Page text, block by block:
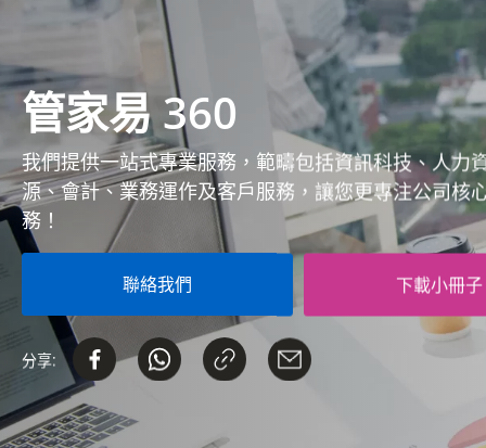
管家易 360
我們提供一站式專業服務，範疇包括資訊科技、人力
源、會計、業務運作及客戶服務，讓您更專注公司核
務！
聯絡我們 下載小冊子
分享: